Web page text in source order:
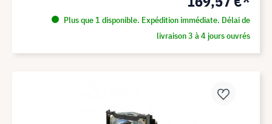
Plus que 1 disponible. Expédition immédiate. Délai de
livraison 3 à 4 jours ouvrés